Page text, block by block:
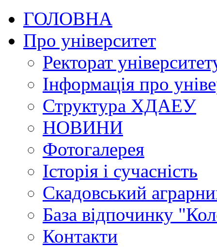
ГОЛОВНА
Про університет
Ректорат
Інформація про
Структура ХДАЕУ
НОВИНИ
Фотогалерея
Історія і сучасність
Скадовський
База відпочинку
Контакти